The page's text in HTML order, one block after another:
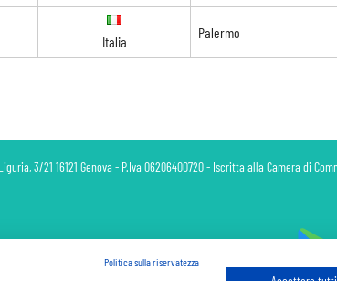
Italia
Palermo
3/21 16121 Genova - P.Iva 06206400720 - Iscritta alla Camera di
Politica sulla riservatezza